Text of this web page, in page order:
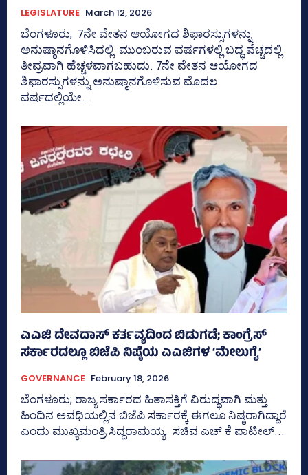
LEGISLATURE March 12, 2026
ಬೆಂಗಳೂರು; 7ನೇ ವೇತನ ಆಯೋಗದ ಶಿಫಾರಸ್ಸುಗಳನ್ನು
ಅನುಷ್ಠಾನಗೊಳಿಸಿದಲ್ಲಿ ಮುಂಬರುವ ವರ್ಷಗಳಲ್ಲಿ ಬದ್ಧ ವೆಚ್ಚದಲ್ಲಿ
ತೀವ್ರವಾಗಿ ಹೆಚ್ಚಳವಾಗಬಹುದು. 7ನೇ ವೇತನ ಆಯೋಗದ
ಶಿಫಾರಸ್ಸುಗಳನ್ನು ಅನುಷ್ಠಾನಗೊಳಿಸುವ ಮೊದಲ
ವರ್ಷದಲ್ಲಿಯೇ...
ಎಎಜಿ ದೇವದಾಸ್ ಕರ್ತವ್ಯದಿಂದ ಬಿಡುಗಡೆ; ಕಾಂಗ್ರೆಸ್
ಸರ್ಕಾರದಲ್ಲೂ ಬಿಜೆಪಿ ನಿಷ್ಠೆಯ ಎಎಜಿಗಳ ‘ಮೇಲುಗೈ’
GOVERNANCE February 18, 2026
ಬೆಂಗಳೂರು; ರಾಜ್ಯ ಸರ್ಕಾರದ ಹಿತಾಸಕ್ತಿಗೆ ವಿರುದ್ಧವಾಗಿ ಮತ್ತು
ಹಿಂದಿನ ಅವಧಿಯಲ್ಲಿನ ಬಿಜೆಪಿ ಸರ್ಕಾರಕ್ಕೆ ಈಗಲೂ ನಿಷ್ಠರಾಗಿದ್ದಾರೆ
ಎಂದು ಮುಖ್ಯಮಂತ್ರಿ ಸಿದ್ದರಾಮಯ್ಯ, ಸಚಿವ ಎಚ್ ಕೆ ಪಾಟೀಲ್...